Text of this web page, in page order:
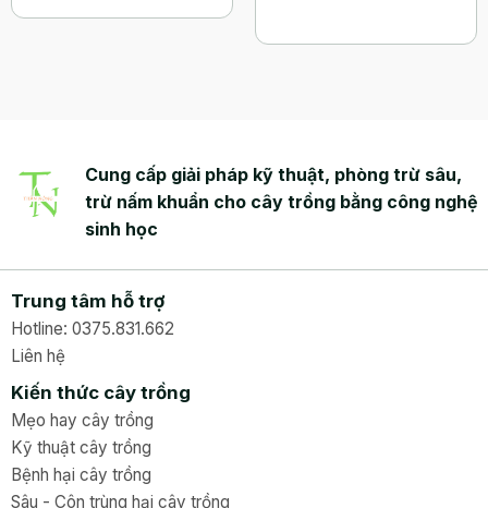
thu nước, giúp cây trồng
Cung cấp giải pháp kỹ thuật, phòng trừ sâu,
trừ nấm khuẩn cho cây trồng bằng công nghệ
sinh học
Trung tâm hỗ trợ
Hotline: 0375.831.662
Liên hệ
Kiến thức cây trồng
Mẹo hay cây trồng
Kỹ thuật cây trồng
Bệnh hại cây trồng
Sâu - Côn trùng hại cây trồng